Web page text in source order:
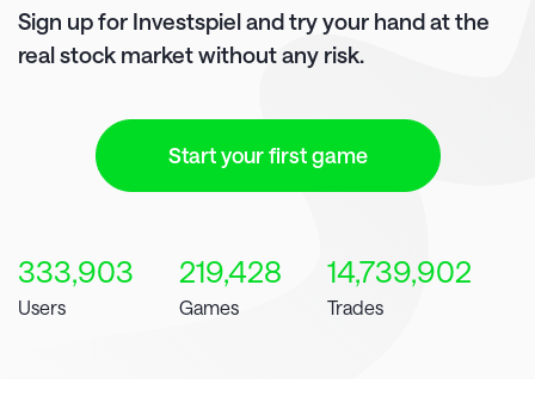
Sign up for Investspieland try your hand at the
real stock market without any risk.
Start your first game
333,903
Users
219,428
Games
14,739,902
Trades